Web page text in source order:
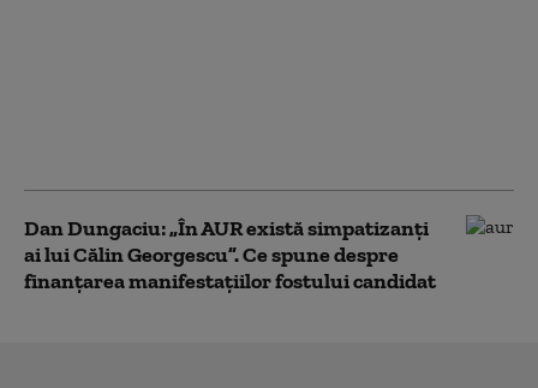
Dan Dungaciu: „În AUR există simpatizanți
ai lui Călin Georgescu”. Ce spune despre
finanțarea manifestațiilor fostului candidat